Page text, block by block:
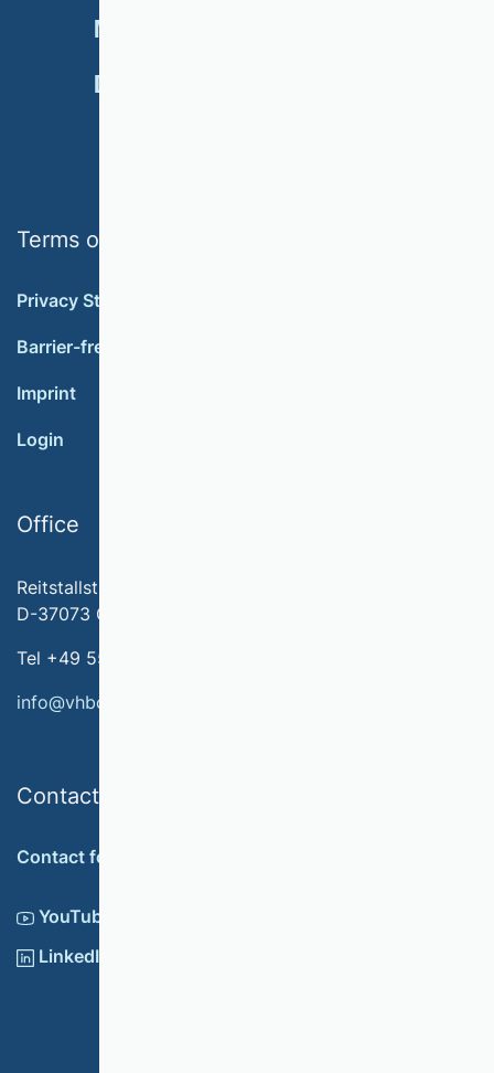
NEWSLETTER
DONATE
Terms of use
Privacy Statement
Barrier-free accessibility
Imprint
Login
Office
Reitstallstr. 7
D-37073 Göttingen
Tel +49 551 79778-566
info@vhbonline.org
Contact
Contact form
YouTube
LinkedIn